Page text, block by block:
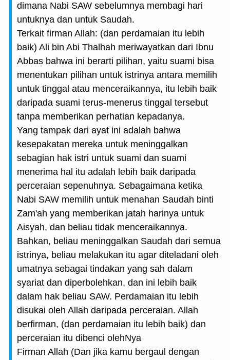
dimana Nabi SAW sebelumnya membagi hari
untuknya dan untuk Saudah.
Terkait firman Allah: (dan perdamaian itu lebih
baik) Ali bin Abi Thalhah meriwayatkan dari Ibnu
Abbas bahwa ini berarti pilihan, yaitu suami bisa
menentukan pilihan untuk istrinya antara memilih
untuk tinggal atau menceraikannya, itu lebih baik
daripada suami terus-menerus tinggal tersebut
tanpa memberikan perhatian kepadanya.
Yang tampak dari ayat ini adalah bahwa
kesepakatan mereka untuk meninggalkan
sebagian hak istri untuk suami dan suami
menerima hal itu adalah lebih baik daripada
perceraian sepenuhnya. Sebagaimana ketika
Nabi SAW memilih untuk menahan Saudah binti
Zam'ah yang memberikan jatah harinya untuk
Aisyah, dan beliau tidak menceraikannya.
Bahkan, beliau meninggalkan Saudah dari semua
istrinya, beliau melakukan itu agar diteladani oleh
umatnya sebagai tindakan yang sah dalam
syariat dan diperbolehkan, dan ini lebih baik
dalam hak beliau SAW. Perdamaian itu lebih
disukai oleh Allah daripada perceraian. Allah
berfirman, (dan perdamaian itu lebih baik) dan
perceraian itu dibenci olehNya
Firman Allah (Dan jika kamu bergaul dengan